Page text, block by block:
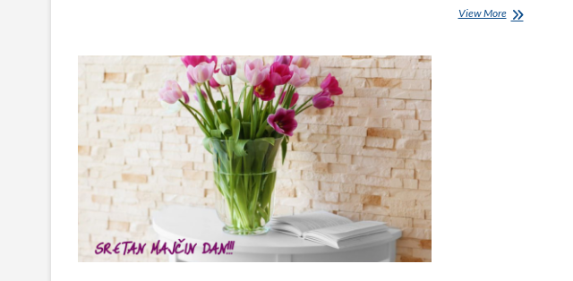
View MoreNa